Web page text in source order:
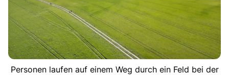
Personen laufen auf einem Weg durch ein Feld bei der